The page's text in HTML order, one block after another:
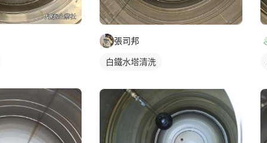
張司邦
白鐵水塔清洗